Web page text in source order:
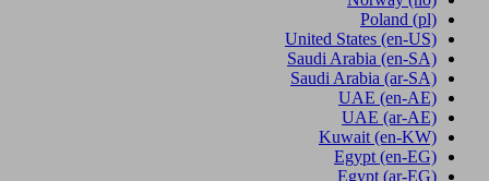
Poland (pl)
United States (en-US)
Saudi Arabia (en-SA)
Saudi Arabia (ar-SA)
UAE (en-AE)
UAE (ar-AE)
Kuwait (en-KW)
Egypt (en-EG)
Egypt (ar-EG)